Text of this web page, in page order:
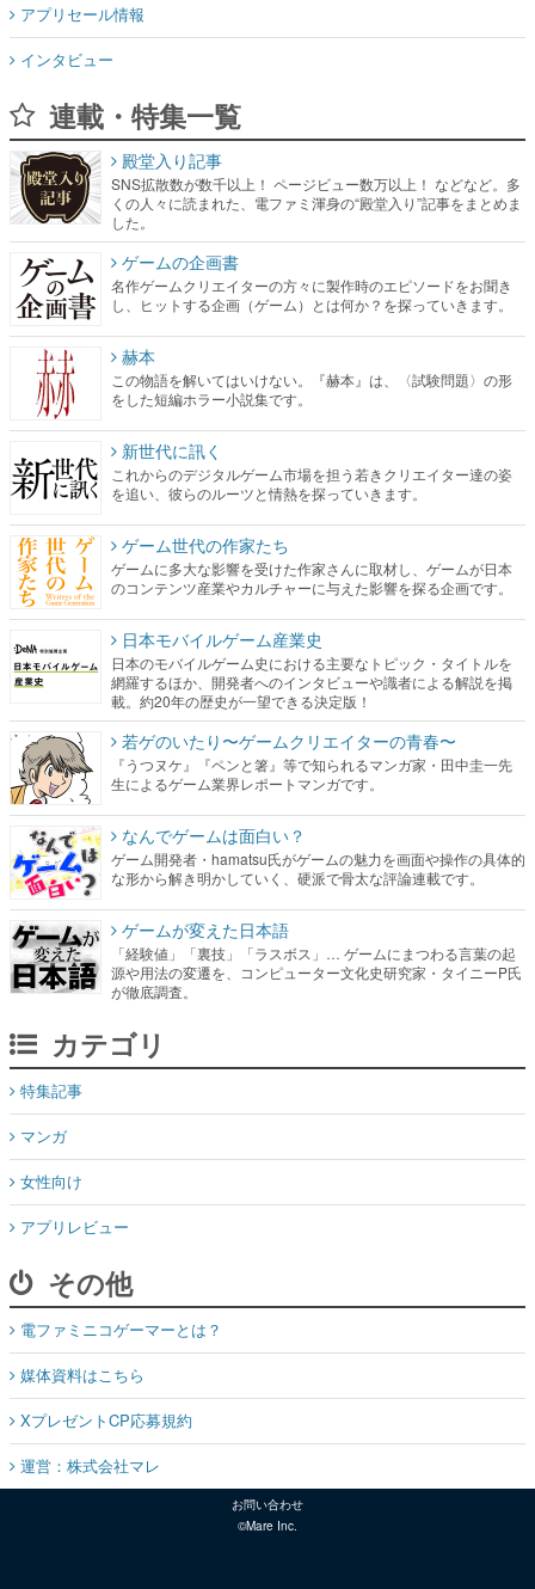
アプリセール情報
インタビュー
連載・特集一覧
殿堂入り記事
SNS拡散数が数千以上！ ページビュー数万以上！ などなど。多
くの人々に読まれた、電ファミ渾身の“殿堂入り”記事をまとめま
した。
ゲームの企画書
名作ゲームクリエイターの方々に製作時のエピソードをお聞き
し、ヒットする企画（ゲーム）とは何か？を探っていきます。
赫本
この物語を解いてはいけない。『赫本』は、〈試験問題〉の形
をした短編ホラー小説集です。
新世代に訊く
これからのデジタルゲーム市場を担う若きクリエイター達の姿
を追い、彼らのルーツと情熱を探っていきます。
ゲーム世代の作家たち
ゲームに多大な影響を受けた作家さんに取材し、ゲームが日本
のコンテンツ産業やカルチャーに与えた影響を探る企画です。
日本モバイルゲーム産業史
日本のモバイルゲーム史における主要なトピック・タイトルを
網羅するほか、開発者へのインタビューや識者による解説を掲
載。約20年の歴史が一望できる決定版！
若ゲのいたり〜ゲームクリエイターの青春〜
『うつヌケ』『ペンと箸』等で知られるマンガ家・田中圭一先
生によるゲーム業界レポートマンガです。
なんでゲームは面白い？
ゲーム開発者・hamatsu氏がゲームの魅力を画面や操作の具体的
な形から解き明かしていく、硬派で骨太な評論連載です。
ゲームが変えた日本語
「経験値」「裏技」「ラスボス」… ゲームにまつわる言葉の起
源や用法の変遷を、コンピューター文化史研究家・タイニーP氏
が徹底調査。
カテゴリ
特集記事
マンガ
女性向け
アプリレビュー
その他
電ファミニコゲーマーとは？
媒体資料はこちら
XプレゼントCP応募規約
運営：株式会社マレ
お問い合わせ
©Mare Inc.